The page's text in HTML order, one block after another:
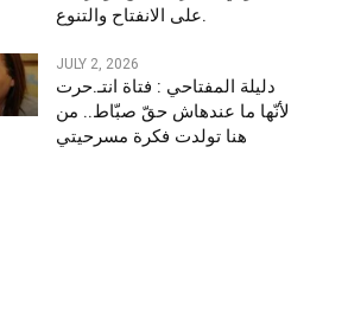
على الانفتاح والتنوع.
JULY 2, 2026
دليلة المفتاحي : فتاة انتـ.حرت
لأنّها ما عندهاش حقّ صبّاط.. من
هنا تولدت فكرة مسرحيتي